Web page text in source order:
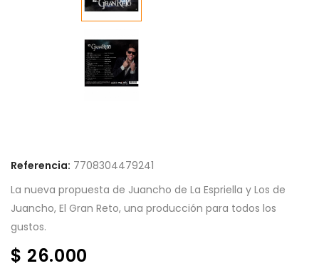
Referencia: 7708304479241
La nueva propuesta de Juancho de La Espriella y Los de
Juancho, El Gran Reto, una producción para todos los
gustos.
$ 26.000